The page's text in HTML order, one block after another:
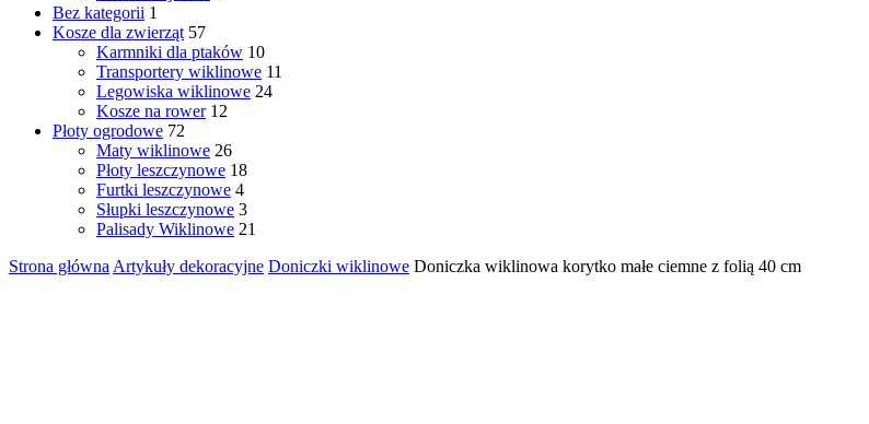
Bez kategorii 1
Kosze dla zwierząt 57
Karmniki dla ptaków 10
Transportery wiklinowe 11
Legowiska wiklinowe 24
Kosze na rower 12
Płoty ogrodowe 72
Maty wiklinowe 26
Płoty leszczynowe 18
Furtki leszczynowe 4
Słupki leszczynowe 3
Palisady Wiklinowe 21
Strona główna Artykuły dekoracyjne Doniczki wiklinowe Doniczka wiklinowa korytko małe ciemne z folią 40 cm